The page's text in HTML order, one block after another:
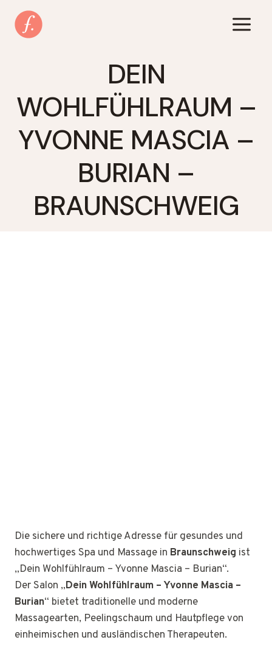
Inhalt
springen
DEIN
WOHLFÜHLRAUM –
YVONNE MASCIA –
BURIAN –
BRAUNSCHWEIG
Die sichere und richtige Adresse für gesundes und
hochwertiges Spa und Massage in Braunschweig ist
„Dein Wohlfühlraum – Yvonne Mascia – Burian“.
Der Salon „Dein Wohlfühlraum – Yvonne Mascia –
Burian“ bietet traditionelle und moderne
Massagearten, Peelingschaum und Hautpflege von
einheimischen und ausländischen Therapeuten.